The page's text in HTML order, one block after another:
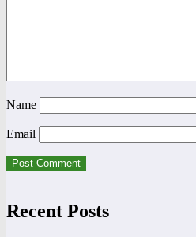
Name
Email
Recent Posts